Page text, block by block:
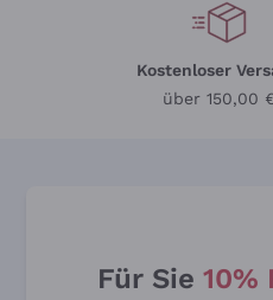
Kostenloser
über 150,00
Für Sie 10%